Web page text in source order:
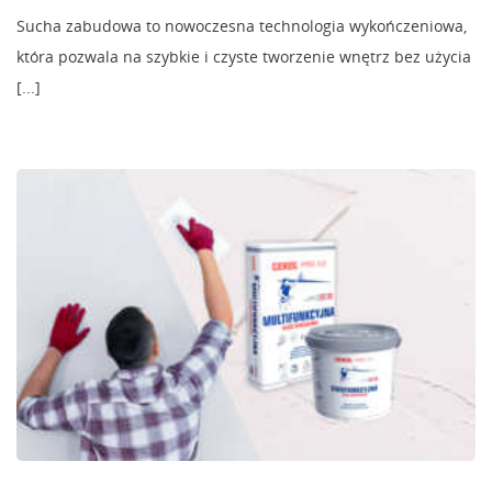
Sucha zabudowa to nowoczesna technologia wykończeniowa,
która pozwala na szybkie i czyste tworzenie wnętrz bez użycia
[...]